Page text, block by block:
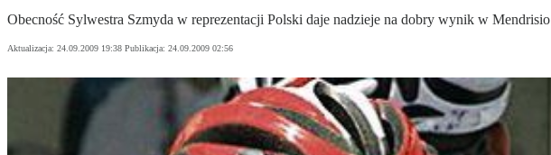
Obecność Sylwestra Szmyda w reprezentacji Polski daje nadzieje na dobry wynik w Mendrisio
Aktualizacja: 24.09.2009 19:38 Publikacja: 24.09.2009 02:56